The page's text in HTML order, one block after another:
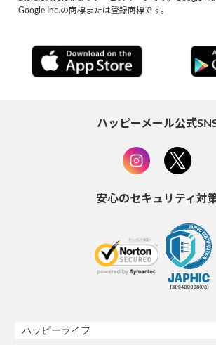
Google Inc.の商標または登録商標です。
ハッピーメール公式
安心のセキュリティ対
ハッピーライフ